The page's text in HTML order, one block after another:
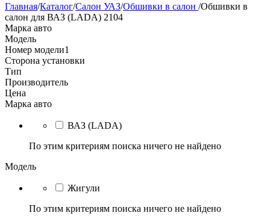
Главная/Каталог/Салон УАЗ/Обшивки в салон /Обшивки в
салон для ВАЗ (LADA) 2104
Марка авто
Модель
Номер модели1
Сторона установки
Тип
Производитель
Цена
Марка авто
ВАЗ (LADA)
По этим критериям поиска ничего не найдено
Модель
Жигули
По этим критериям поиска ничего не найдено